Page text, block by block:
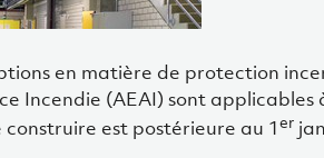
en matière de protection
Incendie (AEAI) sont
construire est postérieure au 1er